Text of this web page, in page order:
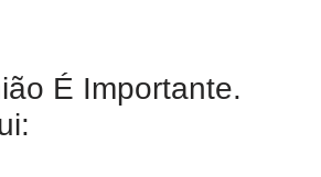
É Importante.